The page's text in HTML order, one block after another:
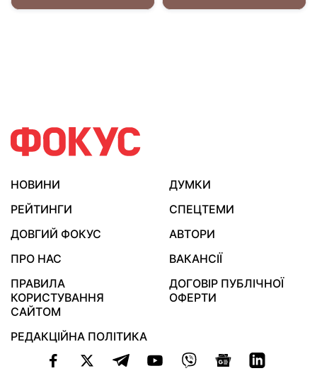
НОВИНИ
ДУМКИ
РЕЙТИНГИ
СПЕЦТЕМИ
ДОВГИЙ ФОКУС
АВТОРИ
ПРО НАС
ВАКАНСІЇ
ПРАВИЛА
КОРИСТУВАННЯ
САЙТОМ
ДОГОВІР ПУБЛІЧНОЇ
ОФЕРТИ
РЕДАКЦІЙНА ПОЛІТИКА